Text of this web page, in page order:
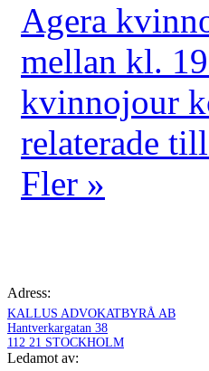
Agera
mellan kl.
kvinnojour
relaterade
Fler »
Adress:
KALLUS ADVOKATBYRÅ AB
Hantverkargatan 38
112 21 STOCKHOLM
Ledamot av: